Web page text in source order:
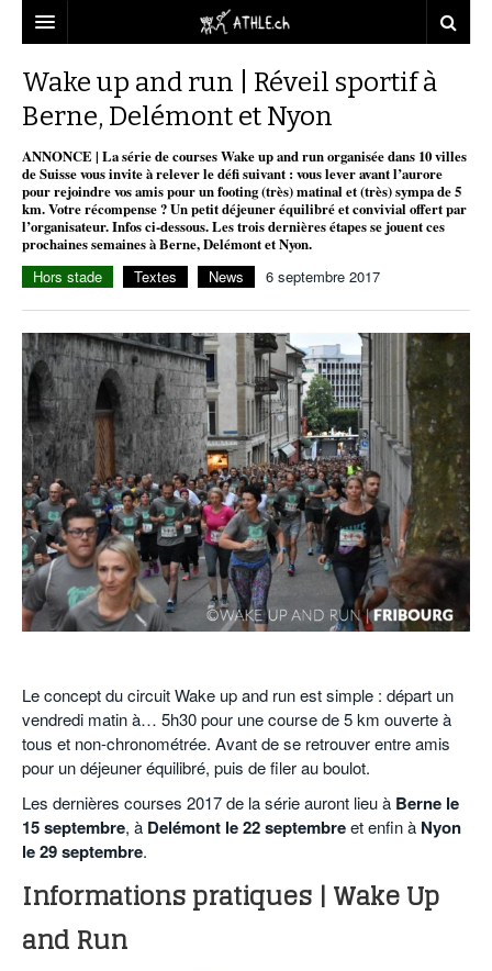
DOSSIERS
CHRONIQUES
TOUT
MICHEL HERREN
REPORTAGES
DOPAGE
STATISTIQUES
STATISTIQUES
MINIMA
PARTENAIRES
CNP
PARTENAIRES
CLUBS PARTENAIRES
FÉDÉRATION
TOUS SUPPORTERS D’ATHLE.CH !
PUBLICITÉ
VIDEOS
ATHLE.CH
CLUB D’ATHLÉTISME
TOUS SUPPORTERS D’ATHLE.CH !
CHARTE ÉDITORIALE
NOUS CONTACTER
POURQUOI ATHLE.CH ?
ATHLE.CH RÉGIONS
CNP LAUSANNE/AIGLE
ATHLE.CH RÉGIONS | GENÈVE
ATHLE.CH RÉGIONS | JURA
ATHLE.CH RÉGIONS | VAUD
ATHLE.CH VINTAGE
TIMELINE
BIOGRAPHIES
HIGHLIGHTS
LIVRES
Wake up and run | Réveil sportif à
Berne, Delémont et Nyon
ANNONCE | La série de courses Wake up and run organisée dans 10 villes
de Suisse vous invite à relever le défi suivant : vous lever avant l’aurore
pour rejoindre vos amis pour un footing (très) matinal et (très) sympa de 5
km. Votre récompense ? Un petit déjeuner équilibré et convivial offert par
l’organisateur. Infos ci-dessous. Les trois dernières étapes se jouent ces
prochaines semaines à Berne, Delémont et Nyon.
Hors stade Textes News 6 septembre 2017
Le concept du circuit Wake up and run est simple : départ un
vendredi matin à… 5h30 pour une course de 5 km ouverte à
tous et non-chronométrée. Avant de se retrouver entre amis
pour un déjeuner équilibré, puis de filer au boulot.
Les dernières courses 2017 de la série auront lieu à Berne le
15 septembre, à Delémont le 22 septembreet enfin à Nyon
le 29 septembre.
Informations pratiques | Wake Up
and Run